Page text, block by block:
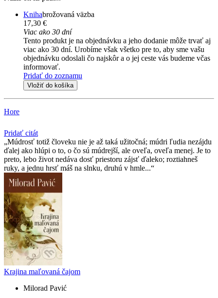
Knihabrožovaná väzba
17,30 €
Viac ako 30 dní
Tento produkt je na objednávku a jeho dodanie môže trvať aj
viac ako 30 dní. Urobíme však všetko pre to, aby sme vašu
objednávku odoslali čo najskôr a o jej ceste vás budeme včas
informovať.
Pridať do zoznamu
Vložiť do košíka
Hore
Pridať citát
Múdrosť totiž človeku nie je až taká užitočná; múdri ľudia nezájdu
ďalej ako hlúpi o to, o čo sú múdrejší, ale oveľa, oveľa menej. Je to
preto, lebo život nedáva dosť priestoru zájsť ďaleko; roztiahneš
ruky, a jednu hrsť máš na slnku, druhú v hmle...
Krajina maľovaná čajom
Milorad Pavić